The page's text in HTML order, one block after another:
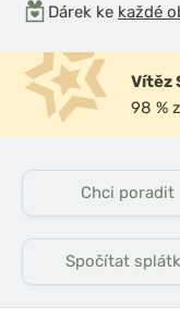
set
3,6m 3lb
DAM Prut
3.60m
Dárek ke každé
Vítěz
98 %
Chci poradit
Spočítat